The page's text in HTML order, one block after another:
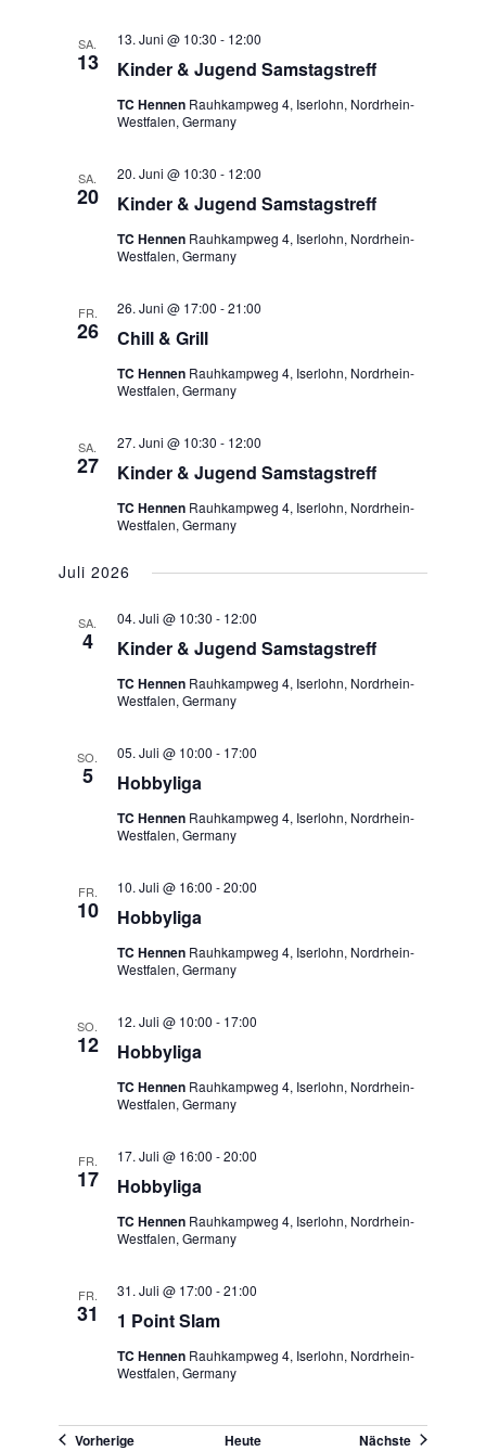
SA.
13 Kinder & Jugend Samstagstreff
13. Juni @ 10:30 - 12:00
TC Hennen Rauhkampweg 4, Iserlohn, Nordrhein-
Westfalen, Germany
SA.
20 Kinder & Jugend Samstagstreff
20. Juni @ 10:30 - 12:00
TC Hennen Rauhkampweg 4, Iserlohn, Nordrhein-
Westfalen, Germany
FR.
26 Chill & Grill
26. Juni @ 17:00 -21:00
TC Hennen Rauhkampweg 4, Iserlohn, Nordrhein-
Westfalen, Germany
SA.
27 Kinder & Jugend Samstagstreff
27. Juni @ 10:30 - 12:00
TC Hennen Rauhkampweg 4, Iserlohn, Nordrhein-
Westfalen, Germany
Juli 2026
SA.
4 Kinder & Jugend Samstagstreff
04. Juli @ 10:30 - 12:00
TC Hennen Rauhkampweg 4, Iserlohn, Nordrhein-
Westfalen, Germany
SO.
5 Hobbyliga
05. Juli @ 10:00 - 17:00
TC Hennen Rauhkampweg 4, Iserlohn, Nordrhein-
Westfalen, Germany
FR.
10 Hobbyliga
10. Juli @ 16:00 -20:00
TC Hennen Rauhkampweg 4, Iserlohn, Nordrhein-
Westfalen, Germany
SO.
12 Hobbyliga
12. Juli @ 10:00 - 17:00
TC Hennen Rauhkampweg 4, Iserlohn, Nordrhein-
Westfalen, Germany
FR.
17 Hobbyliga
17. Juli @ 16:00 -20:00
TC Hennen Rauhkampweg 4, Iserlohn, Nordrhein-
Westfalen, Germany
FR.
31 1 Point Slam
31. Juli @ 17:00 -21:00
TC Hennen Rauhkampweg 4, Iserlohn, Nordrhein-
Westfalen, Germany
VorherigeVeranstaltungenHeute Nächste